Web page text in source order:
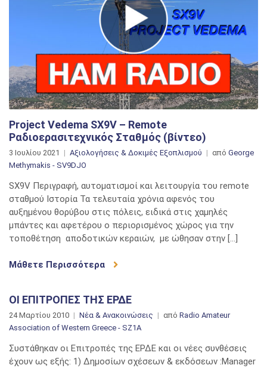
Project Vedema SX9V – Remote
Ραδιοερασιτεχνικός Σταθμός (βίντεο)
3 Ιουλίου 2021 Αξιολογήσεις & Δοκιμές Εξοπλισμού από George
Methymakis - SV9DJO
SX9V Περιγραφή, αυτοματισμοί και λειτουργία του remote
σταθμού Ιστορία Τα τελευταία χρόνια αφενός του
αυξημένου θορύβου στις πόλεις, ειδικά στις χαμηλές
μπάντες και αφετέρου ο περιορισμένος χώρος για την
τοποθέτηση αποδοτικών κεραιών, με ώθησαν στην […]
Μάθετε Περισσότερα
ΟΙ ΕΠΙΤΡΟΠΕΣ ΤΗΣ ΕΡΔΕ
24 Μαρτίου 2010 Νέα & Ανακοινώσεις από Radio Amateur
Association of Western Greece - SZ1A
Συστάθηκαν οι Επιτροπές της ΕΡΔΕ και οι νέες συνθέσεις
έχουν ως εξής: 1) Δημοσίων σχέσεων & εκδόσεων :Μanager